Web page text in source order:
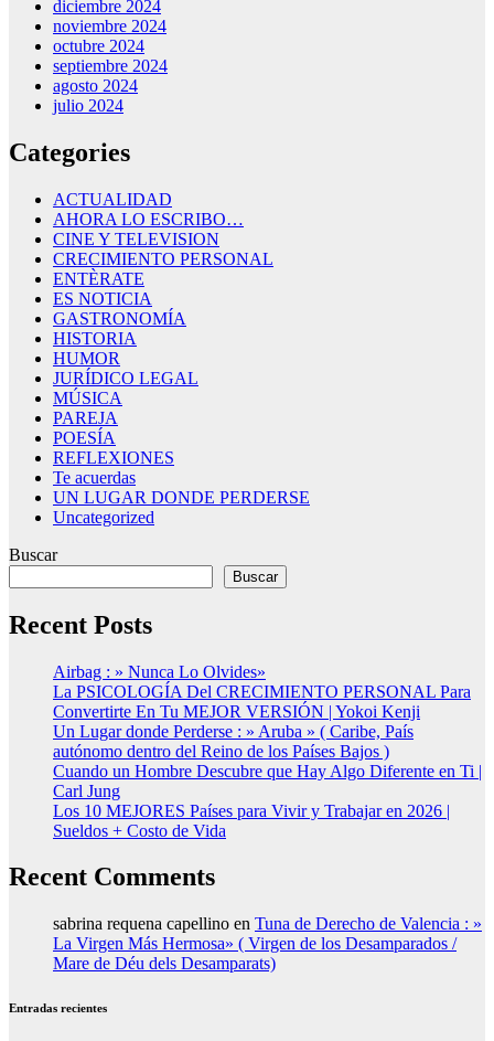
diciembre 2024
noviembre 2024
octubre 2024
septiembre 2024
agosto 2024
julio 2024
Categories
ACTUALIDAD
AHORA LO ESCRIBO…
CINE Y TELEVISION
CRECIMIENTO PERSONAL
ENTÈRATE
ES NOTICIA
GASTRONOMÍA
HISTORIA
HUMOR
JURÍDICO LEGAL
MÚSICA
PAREJA
POESÍA
REFLEXIONES
Te acuerdas
UN LUGAR DONDE PERDERSE
Uncategorized
Buscar
Buscar
Recent Posts
Airbag : » Nunca Lo Olvides»
La PSICOLOGÍA Del CRECIMIENTO PERSONAL Para
Convertirte En Tu MEJOR VERSIÓN | Yokoi Kenji
Un Lugar donde Perderse : » Aruba » ( Caribe, País
autónomo dentro del Reino de los Países Bajos )
Cuando un Hombre Descubre que Hay Algo Diferente en Ti |
Carl Jung
Los 10 MEJORES Países para Vivir y Trabajar en 2026 |
Sueldos + Costo de Vida
Recent Comments
sabrina requena capellino en Tuna de Derecho de Valencia : »
La Virgen Más Hermosa» ( Virgen de los Desamparados /
Mare de Déu dels Desamparats)
Entradas recientes